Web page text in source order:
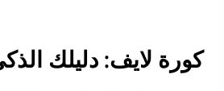
كورة لايف: دليلك